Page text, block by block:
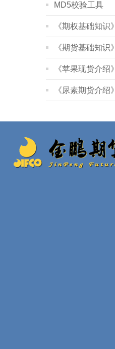
MD5校验工具
《期权基础知识》
《期货基础知识》
《苹果现货介绍》
《尿素期货介绍》